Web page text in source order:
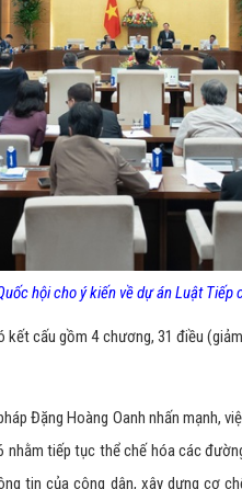
hội cho ý kiến về dự án Luật
cấu gồm 4 chương, 31 điều
Đặng Hoàng Oanh nhấn mạnh,
nhằm tiếp tục thể chế hóa các
tin của công dân, xây dựng cơ